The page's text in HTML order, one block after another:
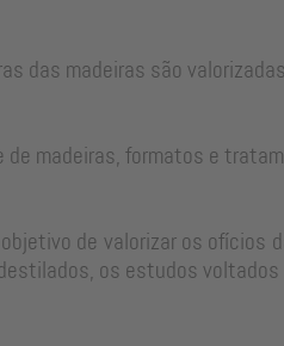
das madeiras são
de madeiras, formatos e
de valorizar os ofícios
os estudos